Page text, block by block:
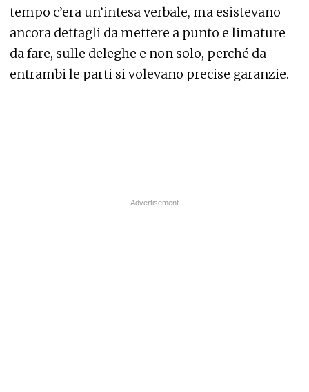
tempo c’era un’intesa verbale, ma esistevano
ancora dettagli da mettere a punto e limature
da fare, sulle deleghe e non solo, perché da
entrambi le parti si volevano precise garanzie.